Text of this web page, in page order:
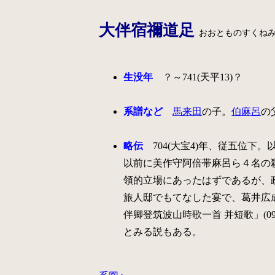
大伴宿禰道足 おおとものすくね
生没年 ？～741(天平13)？
系譜など 馬来田の子。伯麻呂の
略伝704(大宝4)年、従五位下。以
以前に美作守阿倍帯麻呂ら４名
領的立場にあったはずであるが
旅人邸でもてなした宴で、葛井広
伴卿登筑波山時歌一首 并短歌」
とみる説もある。